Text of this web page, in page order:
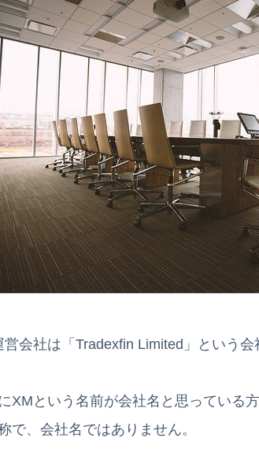
会社は「Tradexfin Limited」という会
XMという名前が会社名と思っている
で、会社名ではありません。